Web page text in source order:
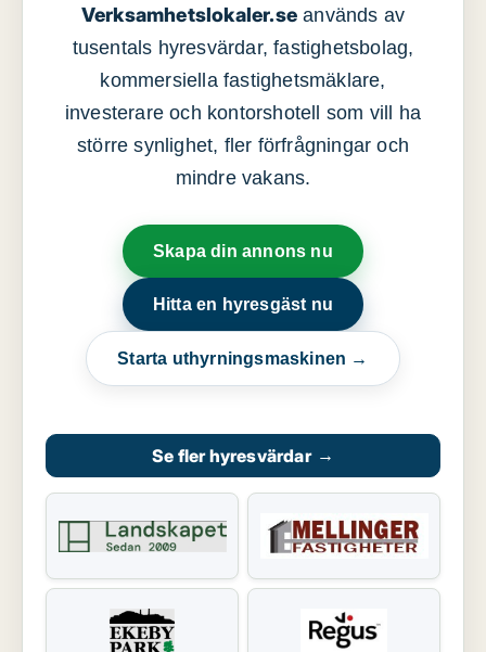
Verksamhetslokaler.se används av
tusentals hyresvärdar, fastighetsbolag,
kommersiella fastighetsmäklare,
investerare och kontorshotell som vill ha
större synlighet, fler förfrågningar och
mindre vakans.
Skapa din annons nu
Hitta en hyresgäst nu
Starta uthyrningsmaskinen →
Se fler hyresvärdar →